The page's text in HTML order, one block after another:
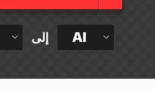
إلى AI